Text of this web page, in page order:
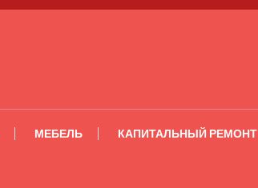
МЕБЕЛЬ КАПИТАЛЬНЫЙ РЕМОНТ